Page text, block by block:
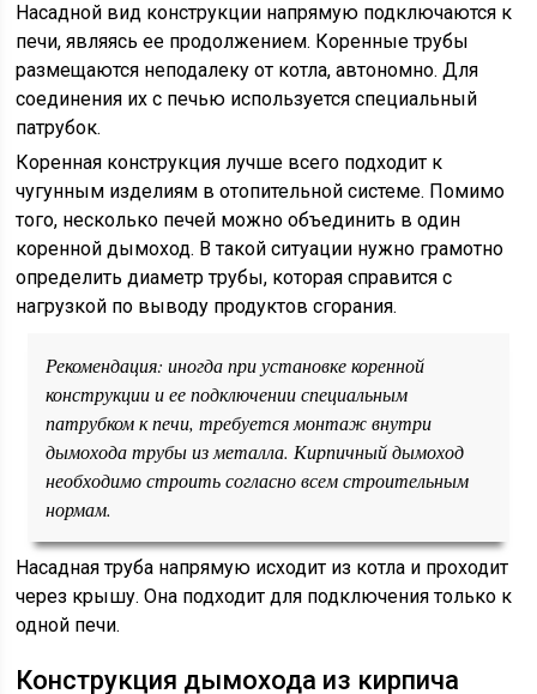
Насадной вид конструкции напрямую подключаются к
печи, являясь ее продолжением. Коренные трубы
размещаются неподалеку от котла, автономно. Для
соединения их с печью используется специальный
патрубок.
Коренная конструкция лучше всего подходит к
чугунным изделиям в отопительной системе. Помимо
того, несколько печей можно объединить в один
коренной дымоход. В такой ситуации нужно грамотно
определить диаметр трубы, которая справится с
нагрузкой по выводу продуктов сгорания.
Рекомендация: иногда при установке коренной
конструкции и ее подключении специальным
патрубком к печи, требуется монтаж внутри
дымохода трубы из металла. Кирпичный дымоход
необходимо строить согласно всем строительным
нормам.
Насадная труба напрямую исходит из котла и проходит
через крышу. Она подходит для подключения только к
одной печи.
Конструкция дымохода из кирпича